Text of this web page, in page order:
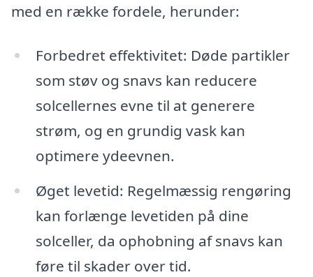
med en række fordele, herunder:
Forbedret effektivitet: Døde partikler
som støv og snavs kan reducere
solcellernes evne til at generere
strøm, og en grundig vask kan
optimere ydeevnen.
Øget levetid: Regelmæssig rengøring
kan forlænge levetiden på dine
solceller, da ophobning af snavs kan
føre til skader over tid.